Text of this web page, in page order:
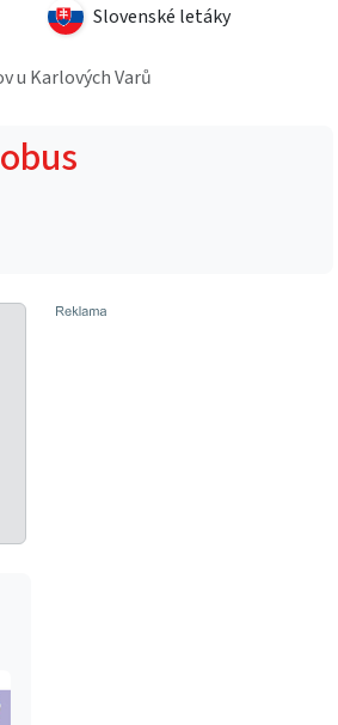
Slovenské letáky
u Karlových Varů